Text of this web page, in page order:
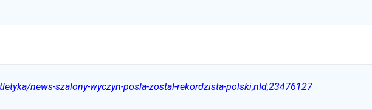
news-szalony-wyczyn-posla-zostal-rekordzista-polski,nId,23476127